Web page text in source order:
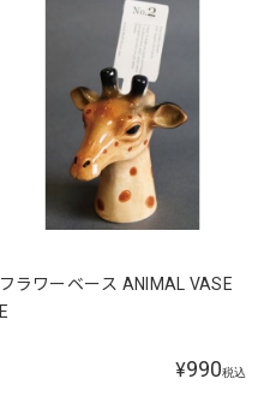
フラワーベース ANIMAL VASE
E
¥990税込